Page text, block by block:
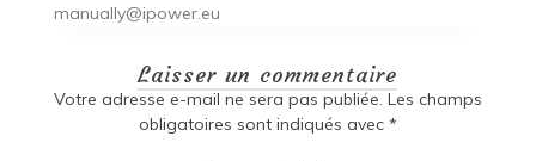
manually@ipower.eu
Laisser un commentaire
Votre adresse e-mail ne sera pas publiée. Les champs
obligatoires sont indiqués avec *